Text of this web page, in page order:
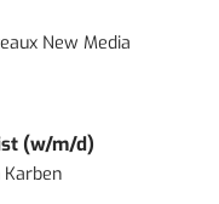
New Media
(w/m/d)
Karben